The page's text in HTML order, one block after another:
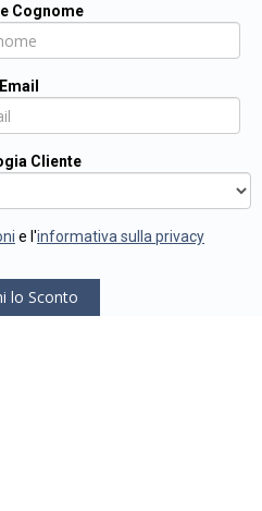
Cognome
Email
Cliente
e l'informativa sulla privacy
lo Sconto